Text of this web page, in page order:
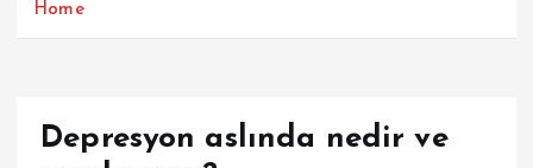
Home
Depresyon aslında nedir ve